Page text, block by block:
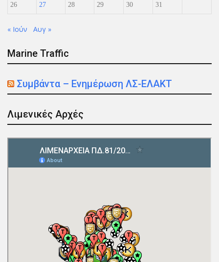
26 27 28 29 30 31
« Ιούν Αυγ »
Marine Traffic
Συμβάντα – Ενημέρωση ΛΣ-ΕΛΑΚΤ
Λιμενικές Αρχές